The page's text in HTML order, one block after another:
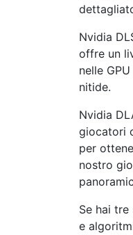
Nvidia
offre un
nelle
nitide.
Nvidia
giocatori
per
nostro
Se hai
e